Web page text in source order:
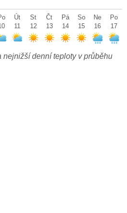
Út
11
St
12
Čt
13
Pá
14
So
15
Ne
16
Po
17
nejnižší denní teploty v průběhu